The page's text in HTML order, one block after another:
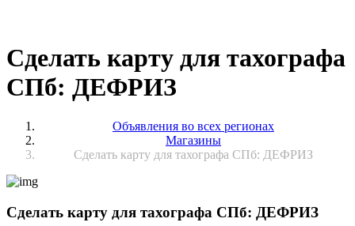
Сделать карту для тахографа
СПб: ДЕФРИЗ
Объявления во всех регионах
Магазины
Сделать карту для тахографа СПб: ДЕФРИЗ
Сделать карту для тахографа СПб: ДЕФРИЗ